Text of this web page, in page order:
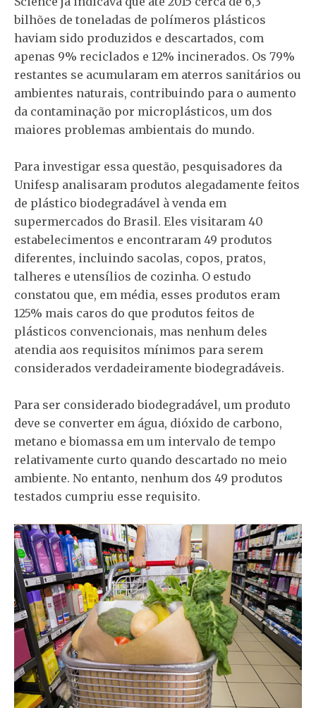
bilhões de toneladas de polímeros plásticos
haviam sido produzidos e descartados, com
apenas 9% reciclados e 12% incinerados. Os 79%
restantes se acumularam em aterros sanitários ou
ambientes naturais, contribuindo para o aumento
da contaminação por microplásticos, um dos
maiores problemas ambientais do mundo.
Para investigar essa questão, pesquisadores da
Unifesp analisaram produtos alegadamente feitos
de plástico biodegradável à venda em
supermercados do Brasil. Eles visitaram 40
estabelecimentos e encontraram 49 produtos
diferentes, incluindo sacolas, copos, pratos,
talheres e utensílios de cozinha. O estudo
constatou que, em média, esses produtos eram
125% mais caros do que produtos feitos de
plásticos convencionais, mas nenhum deles
atendia aos requisitos mínimos para serem
considerados verdadeiramente biodegradáveis.
Para ser considerado biodegradável, um produto
deve se converter em água, dióxido de carbono,
metano e biomassa em um intervalo de tempo
relativamente curto quando descartado no meio
ambiente. No entanto, nenhum dos 49 produtos
testados cumpriu esse requisito.